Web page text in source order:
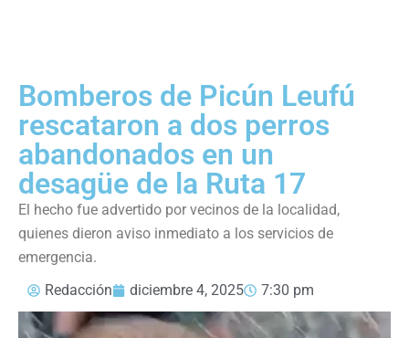
Bomberos de Picún Leufú
rescataron a dos perros
abandonados en un
desagüe de la Ruta 17
El hecho fue advertido por vecinos de la localidad,
quienes dieron aviso inmediato a los servicios de
emergencia.
Redacción
diciembre 4, 2025 7:30 pm